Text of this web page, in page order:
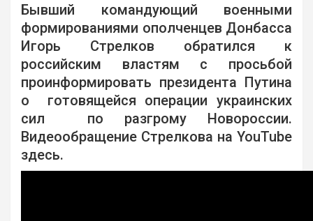
Бывший командующий военными
формированиями ополченцев Донбасса
Игорь Стрелков обратился к
российским властям с просьбой
проинформировать президента Путина
о готовящейся операции украинских
сил по разгрому Новороссии.
Видеообращение Стрелкова на YouTube
здесь.